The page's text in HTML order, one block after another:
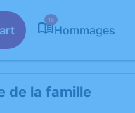
16
Hommages
de la famille